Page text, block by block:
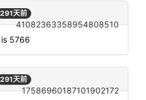
291天前
41082363358954808510
5766
291天前
17586960187101902172